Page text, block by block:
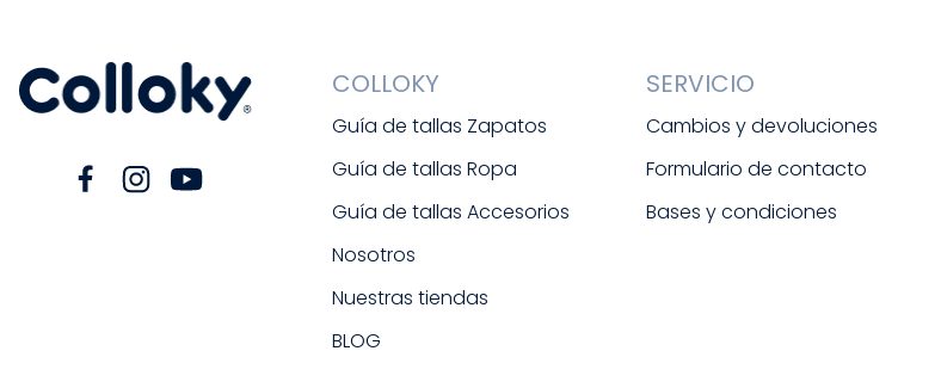
COLLOKY
Guía de tallas Zapatos
Guía de tallas Ropa
Guía de tallas Accesorios
Nosotros
Nuestras tiendas
BLOG
SERVICIO
Cambios y devoluciones
Formulario de contacto
Bases y condiciones